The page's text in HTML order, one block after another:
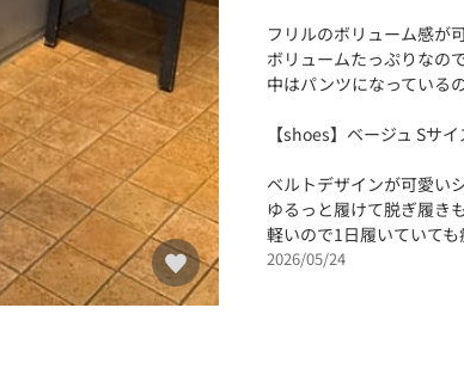
フリルのボリューム感が
ボリュームたっぷりなの
中はパンツになっている
【shoes】ベージュ Sサ
ベルトデザインが可愛い
ゆるっと履けて脱ぎ履き
軽いので1日履いていて
2026/05/24